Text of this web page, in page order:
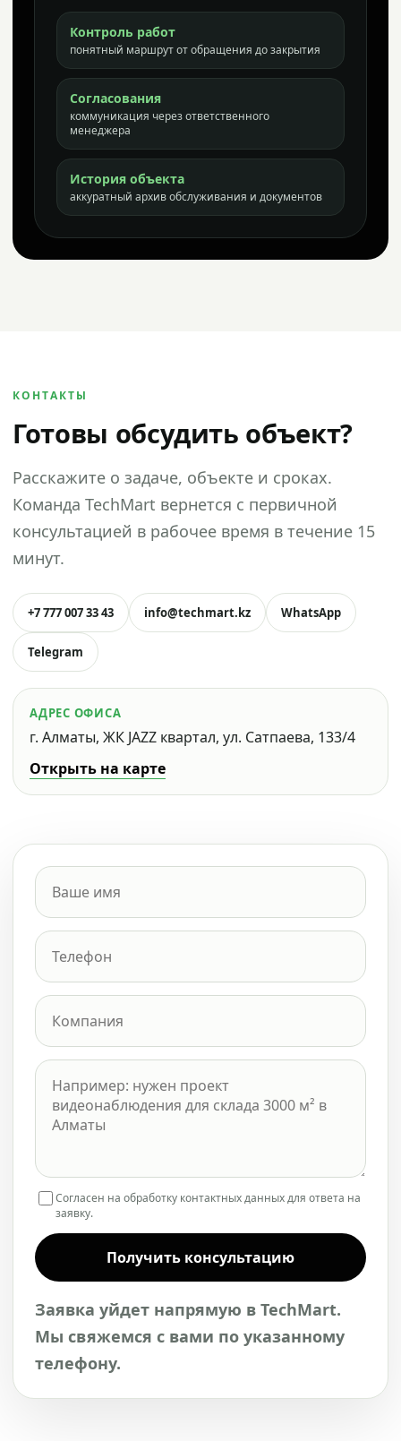
Контроль работ
понятный маршрут от обращения до закрытия
Согласования
коммуникация через ответственного
менеджера
История объекта
аккуратный архив обслуживания и документов
КОНТАКТЫ
Готовы обсудить объект?
Расскажите о задаче, объекте и сроках.
Команда TechMart вернется с первичной
консультацией в рабочее время в течение 15
минут.
+7 777 007 33 43 info@techmart.kz WhatsApp
Telegram
АДРЕС ОФИСА
г. Алматы, ЖК JAZZ квартал, ул. Сатпаева, 133/4
Открыть на карте
Согласен на обработку контактных данных для ответа на
заявку.
Получить консультацию
Заявка уйдет напрямую в TechMart.
Мы свяжемся с вами по указанному
телефону.